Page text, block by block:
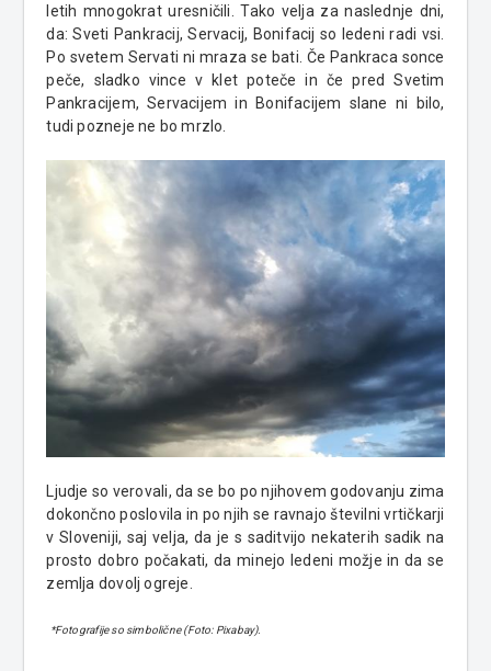
letih mnogokrat uresničili. Tako velja za naslednje dni,
da: Sveti Pankracij, Servacij, Bonifacij so ledeni radi vsi.
Po svetem Servati ni mraza se bati. Če Pankraca sonce
peče, sladko vince v klet poteče in če pred Svetim
Pankracijem, Servacijem in Bonifacijem slane ni bilo,
tudi pozneje ne bo mrzlo.
Ljudje so verovali, da se bo po njihovem godovanju zima
dokončno poslovila in po njih se ravnajo številni vrtičkarji
v Sloveniji, saj velja, da je s saditvijo nekaterih sadik na
prosto dobro počakati, da minejo ledeni možje in da se
zemlja dovolj ogreje.
*Fotografije so simbolične (Foto: Pixabay).